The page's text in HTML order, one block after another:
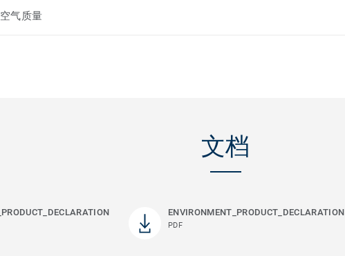
气质量
文档
ENVIRONMENT_PRODUCT_DECLARATION
PDF